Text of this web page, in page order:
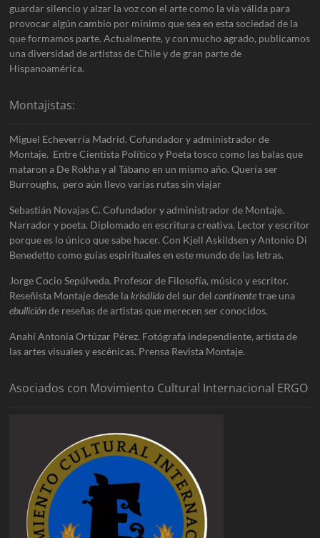
guardar silencio y alzar la voz con el arte como la vía válida para
provocar algún cambio por mínimo que sea en esta sociedad de la
que formamos parte. Actualmente, y con mucho agrado, publicamos
una diversidad de artistas de Chile y de gran parte de
Hispanoamérica.
Montajistas:
Miguel Echeverría Madrid. Cofundador y administrador de
Montaje. Entre Cientista Político y Poeta tosco como las balas que
mataron a De Rokha y al Tábano en un mismo año. Quería ser
Burroughs, pero aún llevo varias rutas sin viajar
Sebastián Novajas C. Cofundador y administrador de Montaje.
Narrador y poeta. Diplomado en escritura creativa. Lector y escritor
porque es lo único que sabe hacer. Con Kjell Askildsen y Antonio Di
Benedetto como guías espirituales en este mundo de las letras.
Jorge Cocio Sepúlveda. Profesor de Filosofía, músico y escritor.
Reseñista Montaje desde lakrisálidadel sur delcontinentetrae una
ebulliciónde reseñas de artistas que merecen ser conocidos.
Anahí Antonia Ortúzar Pérez. Fotógrafa independiente, artista de
las artes visuales y escénicas. Prensa Revista Montaje.
Asociados con Movimiento Cultural Internacional ERGO